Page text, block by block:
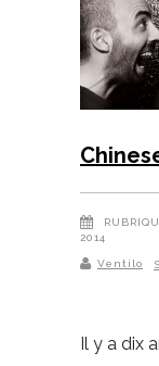
2014
Ventilo
Il y a dix